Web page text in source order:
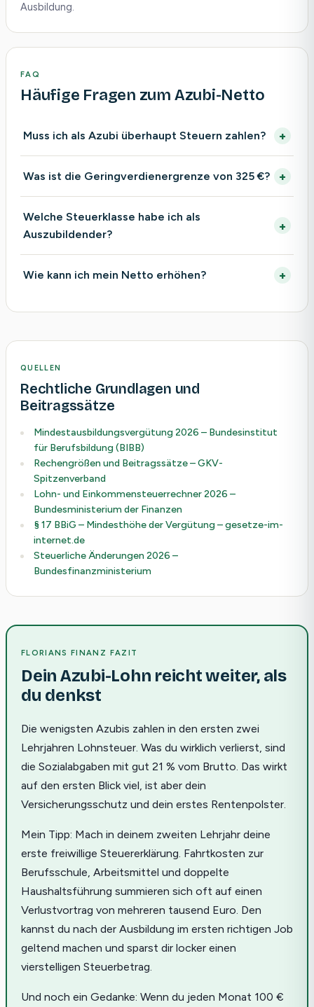
Ausbildung.
FAQ
Häufige Fragen zum Azubi-Netto
Muss ich als Azubi überhaupt Steuern zahlen?
Was ist die Geringverdienergrenze von 325 €?
Welche Steuerklasse habe ich als
Auszubildender?
Wie kann ich mein Netto erhöhen?
QUELLEN
Rechtliche Grundlagen und
Beitragssätze
Mindestausbildungsvergütung 2026 – Bundesinstitut
für Berufsbildung (BIBB)
Rechengrößen und Beitragssätze – GKV-
Spitzenverband
Lohn- und Einkommensteuerrechner 2026 –
Bundesministerium der Finanzen
§ 17 BBiG – Mindesthöhe der Vergütung – gesetze-im-
internet.de
Steuerliche Änderungen 2026 –
Bundesfinanzministerium
FLORIANS FINANZ FAZIT
Dein Azubi-Lohn reicht weiter, als
du denkst
Die wenigsten Azubis zahlen in den ersten zwei
Lehrjahren Lohnsteuer. Was du wirklich verlierst, sind
die Sozialabgaben mit gut 21 % vom Brutto. Das wirkt
auf den ersten Blick viel, ist aber dein
Versicherungsschutz und dein erstes Rentenpolster.
Mein Tipp: Mach in deinem zweiten Lehrjahr deine
erste freiwillige Steuererklärung. Fahrtkosten zur
Berufsschule, Arbeitsmittel und doppelte
Haushaltsführung summieren sich oft auf einen
Verlustvortrag von mehreren tausend Euro. Den
kannst du nach der Ausbildung im ersten richtigen Job
geltend machen und sparst dir locker einen
vierstelligen Steuerbetrag.
Und noch ein Gedanke: Wenn du jeden Monat 100 €